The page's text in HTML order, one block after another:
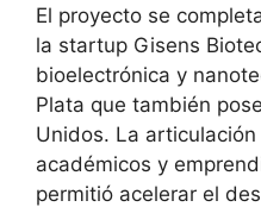
El proyecto se
la startup Gisens
bioelectrónica y
Plata que también
Unidos. La
académicos y
permitió acelerar el